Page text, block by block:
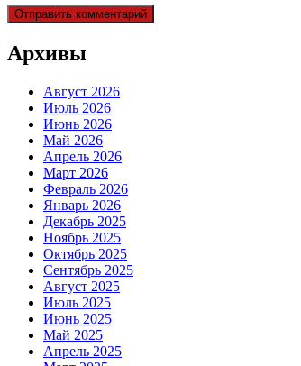
Архивы
Август 2026
Июль 2026
Июнь 2026
Май 2026
Апрель 2026
Март 2026
Февраль 2026
Январь 2026
Декабрь 2025
Ноябрь 2025
Октябрь 2025
Сентябрь 2025
Август 2025
Июль 2025
Июнь 2025
Май 2025
Апрель 2025